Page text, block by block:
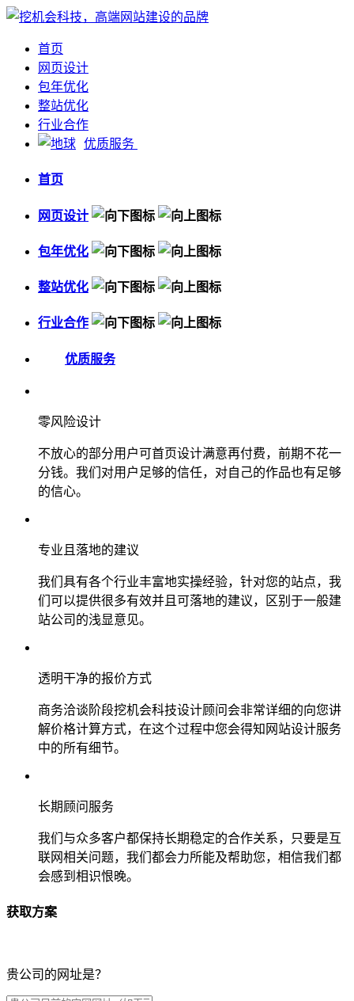
首页
网页设计
包年优化
整站优化
行业合作
优质服务
首页
网页设计
包年优化
整站优化
行业合作
优质服务
零风险设计
不放心的部分用户可首页设计满意再付费，前期不花一
分钱。我们对用户足够的信任，对自己的作品也有足够
的信心。
专业且落地的建议
我们具有各个行业丰富地实操经验，针对您的站点，我
们可以提供很多有效并且可落地的建议，区别于一般建
站公司的浅显意见。
透明干净的报价方式
商务洽谈阶段挖机会科技设计顾问会非常详细的向您讲
解价格计算方式，在这个过程中您会得知网站设计服务
中的所有细节。
长期顾问服务
我们与众多客户都保持长期稳定的合作关系，只要是互
联网相关问题，我们都会力所能及帮助您，相信我们都
会感到相识恨晚。
获取方案
贵公司的网址是？